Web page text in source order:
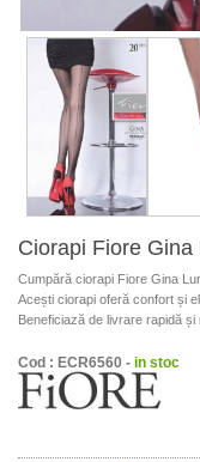
Ciorapi Fiore
Cumpără ciorapi Fiore Gina
Acești ciorapi oferă confort și
Beneficiază de livrare rapidă
Cod : ECR6560 - in stoc